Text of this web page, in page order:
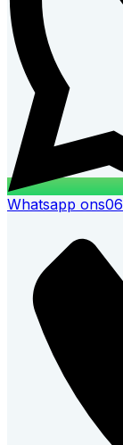
Whatsapp ons